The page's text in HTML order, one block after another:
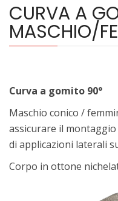
CURVA A
MASCHIO/
Curva a gomito 90°
Maschio conico /
assicurare il
di applicazioni laterali
Corpo in ottone